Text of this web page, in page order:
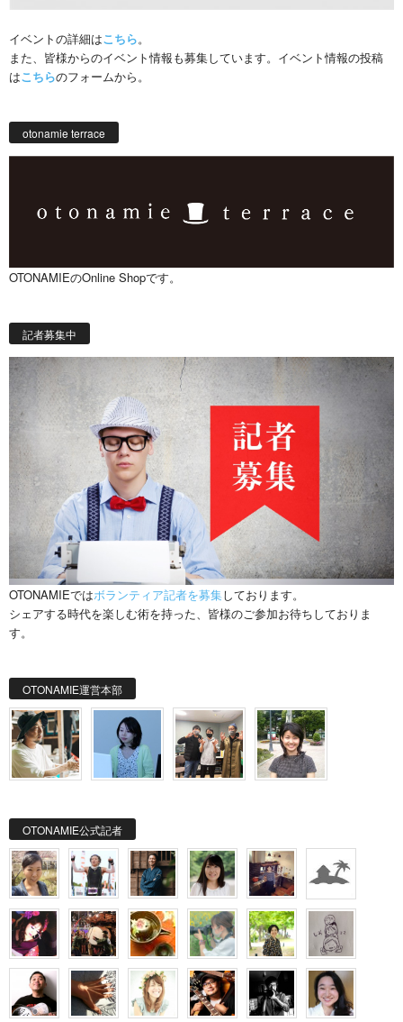
イベントの詳細はこちら。
また、皆様からのイベント情報も募集しています。イベント情報の投稿
はこちらのフォームから。
otonamie terrace
OTONAMIEのOnline Shopです。
記者募集中
OTONAMIEではボランティア記者を募集しております。
シェアする時代を楽しむ術を持った、皆様のご参加お待ちしておりま
す。
OTONAMIE運営本部
OTONAMIE公式記者